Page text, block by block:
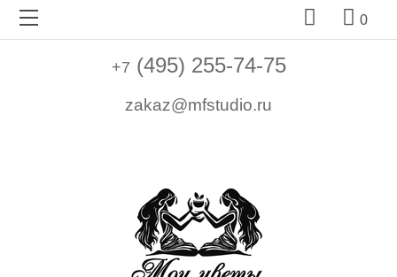
  0
+7 (495) 255-74-75
zakaz@mfstudio.ru